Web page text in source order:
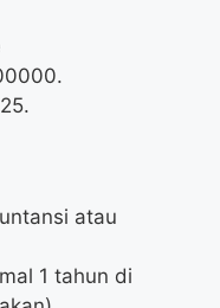
.
atau
1 tahun di